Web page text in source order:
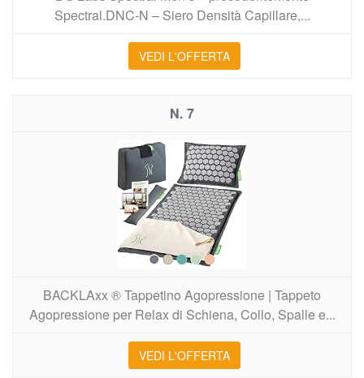
Spectral.DNC-N – Siero Densità Capillare,...
VEDI L'OFFERTA
7
BACKLAxx ® Tappetino Agopressione | Tappeto
Agopressione per Relax di Schiena, Collo, Spalle e...
VEDI L'OFFERTA